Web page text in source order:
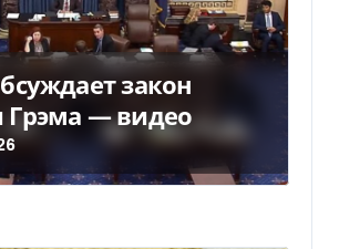
закон
Грэма — видео